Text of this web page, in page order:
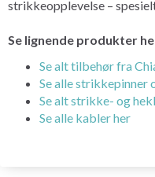
strikkeopplevelse –
Se lignende produkter
Se alt tilbehør fra
Se alle strikkepinner
Se alt strikke- og
Se alle kabler her